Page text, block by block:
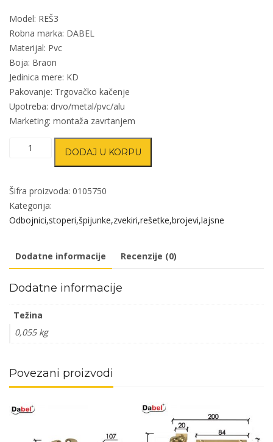
Model: REŠ3
Robna marka: DABEL
Materijal: Pvc
Boja: Braon
Jedinica mere: KD
Pakovanje: Trgovačko kačenje
Upotreba: drvo/metal/pvc/alu
Marketing: montaža zavrtanjem
Rešetka
vrata
REŠ3
Braon
količina
DODAJ U KORPU
Šifra proizvoda: 0105750
Kategorija:
Odbojnici,stoperi,špijunke,zvekiri,rešetke,brojevi,lajsne
Dodatne informacije Recenzije (0)
Dodatne informacije
Težina
0,055 kg
Povezani proizvodi